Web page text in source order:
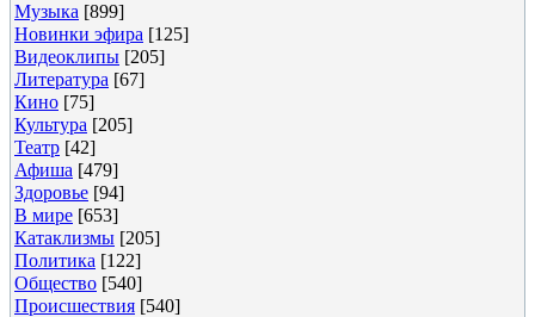
Музыка [899]
Новинки эфира [125]
Видеоклипы [205]
Литература [67]
Кино [75]
Культура [205]
Театр [42]
Афиша [479]
Здоровье [94]
В мире [653]
Катаклизмы [205]
Политика [122]
Общество [540]
Происшествия [540]